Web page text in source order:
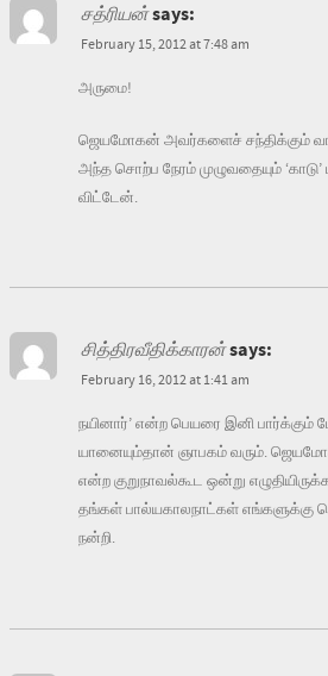
சத்ரியன்says:
February 15, 2012 at 7:48 am
அருமை!
ஜெயமோகன் அவர்களைச் சந்திக்கும்
அந்த சொற்ப நேரம் முழுவதையும் ‘காடு’
விட்டேன்.
சித்திரவீதிக்காரன்says:
February 16, 2012 at 1:41 am
நயினார்’ என்ற பெயரை இனி
யானையும்தான் ஞாபகம் வரும்.
என்ற குறுநாவல்கூட ஒன்று
தங்கள் பால்யகாலநாட்கள் எங்களுக்கு
நன்றி.